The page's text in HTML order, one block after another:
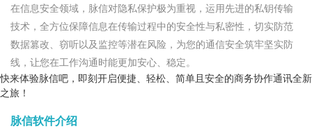
在信息安全领域，脉信对隐私保护极为重视，运用先进的私钥传输
技术，全方位保障信息在传输过程中的安全性与私密性，切实防范
数据篡改、窃听以及监控等潜在风险，为您的通信安全筑牢坚实防
线，让您在工作沟通时能更加安心、稳定。
快来体验脉信吧，即刻开启便捷、轻松、简单且安全的商务协作通讯全新
之旅！
脉信软件介绍